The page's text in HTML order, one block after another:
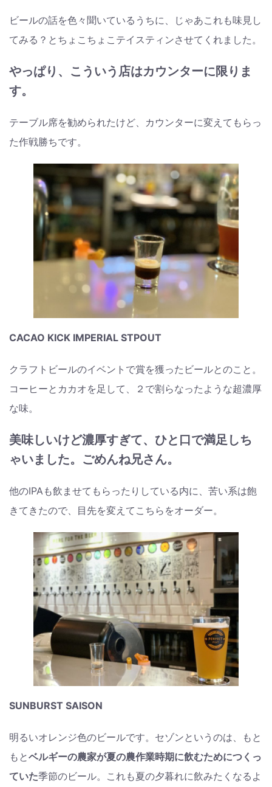
ビールの話を色々聞いているうちに、じゃあこれも味見し
てみる？とちょこちょこテイスティンさせてくれました。
やっぱり、こういう店はカウンターに限りま
す。
テーブル席を勧められたけど、カウンターに変えてもらっ
た作戦勝ちです。
CACAO KICK IMPERIAL STPOUT
クラフトビールのイベントで賞を獲ったビールとのこと。
コーヒーとカカオを足して、２で割らなったような超濃厚
な味。
美味しいけど濃厚すぎて、ひと口で満足しち
ゃいました。ごめんね兄さん。
他のIPAも飲ませてもらったりしている内に、苦い系は飽
きてきたので、目先を変えてこちらをオーダー。
SUNBURST SAISON
明るいオレンジ色のビールです。セゾンというのは、もと
もとベルギーの農家が夏の農作業時期に飲むためにつくっ
ていた季節のビール。これも夏の夕暮れに飲みたくなるよ